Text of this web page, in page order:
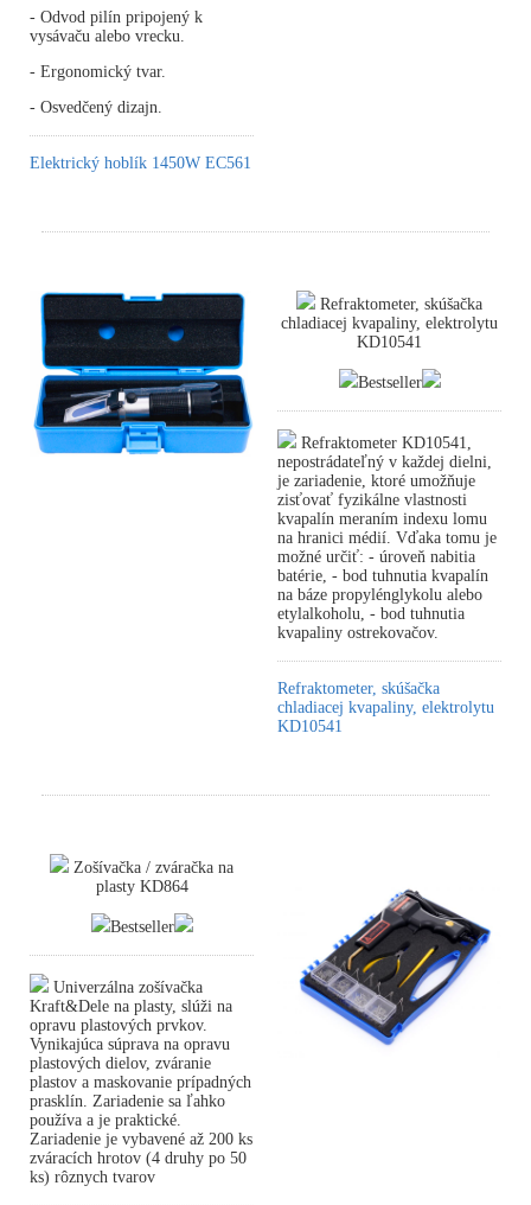
- Odvod pilín pripojený k
vysávaču alebo vrecku.
- Ergonomický tvar.
- Osvedčený dizajn.
Elektrický hoblík 1450W EC561
Refraktometer, skúšačka
chladiacej kvapaliny, elektrolytu
KD10541
Bestseller
Refraktometer KD10541,
nepostrádateľný v každej dielni,
je zariadenie, ktoré umožňuje
zisťovať fyzikálne vlastnosti
kvapalín meraním indexu lomu
na hranici médií. Vďaka tomu je
možné určiť: - úroveň nabitia
batérie, - bod tuhnutia kvapalín
na báze propylénglykolu alebo
etylalkoholu, - bod tuhnutia
kvapaliny ostrekovačov.
Refraktometer, skúšačka
chladiacej kvapaliny, elektrolytu
KD10541
Zošívačka / zváračka na
plasty KD864
Bestseller
Univerzálna zošívačka
Kraft&Dele na plasty, slúži na
opravu plastových prvkov.
Vynikajúca súprava na opravu
plastových dielov, zváranie
plastov a maskovanie prípadných
prasklín. Zariadenie sa ľahko
používa a je praktické.
Zariadenie je vybavené až 200 ks
zváracích hrotov (4 druhy po 50
ks) rôznych tvarov